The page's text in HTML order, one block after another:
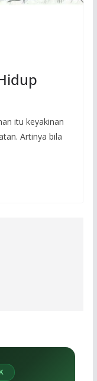
itu keyakinan
Artinya bila